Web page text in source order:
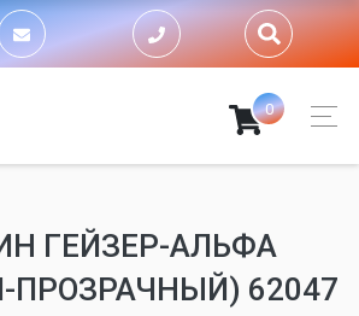
0
ГЕЙЗЕР-АЛЬФА
62047